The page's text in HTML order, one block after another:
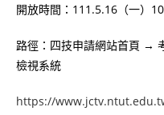
開放時間：111.5.16（一）
路徑：四技申請網站首頁 →
檢視系統
https://